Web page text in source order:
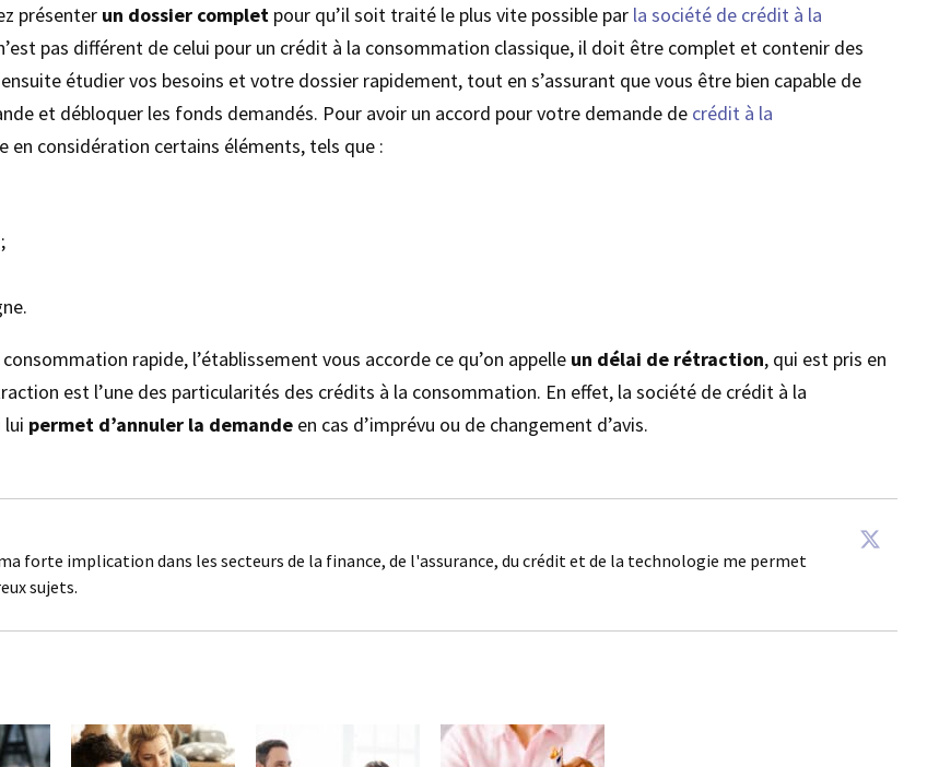
présenter un dossier complet pour qu’il soit traité le plus vite possible par la société de crédit à la
pas différent de celui pour un crédit à la consommation classique, il doit être complet et contenir des
étudier vos besoins et votre dossier rapidement, tout en s’assurant que vous être bien capable de
et débloquer les fonds demandés. Pour avoir un accord pour votre demande de crédit à la
en considération certains éléments, tels que :
rapide, l’établissement vous accorde ce qu’on appelle un délai de rétraction, qui est pris en
est l’une des particularités des crédits à la consommation. En effet, la société de crédit à la
lui permet d’annuler la demande en cas d’imprévu ou de changement d’avis.
forte implication dans les secteurs de la finance, de l'assurance, du crédit et de la technologie me permet
sujets.